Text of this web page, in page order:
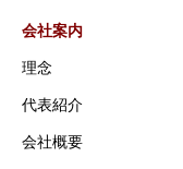
会社案内
理念
代表紹介
会社概要